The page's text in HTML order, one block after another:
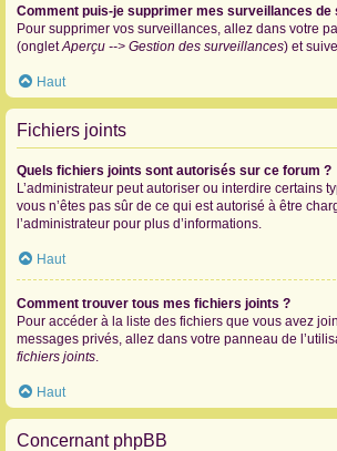
Comment puis-je supprimer mes surveillances de
Pour supprimer vos surveillances, allez dans votre
(ongletAperçu --> Gestion des surveillances) et
Haut
Fichiers joints
Quels fichiers joints sont autorisés sur ce forum ?
L’administrateur peut autoriser ou interdire certains
vous n’êtes pas sûr de ce qui est autorisé à être
l’administrateur pour plus d’informations.
Haut
Comment trouver tous mes fichiers joints ?
Pour accéder à la liste des fichiers que vous avez
messages privés, allez dans votre panneau de
fichiers joints.
Haut
Concernant phpBB